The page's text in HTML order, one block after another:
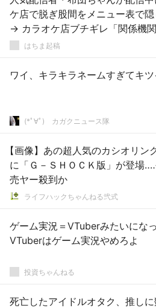
ケ店で脱ぎ股間をメニュー表で
→ カラオケ店ブチギレ「関係機
る」はちま起稿
ワイ、キラキラネームすぎてキ
(*ﾟ∀ﾟ)ゞカガクニュース隊
【画像】あの超人気のカシオリン
に「Ｇ－ＳＨＯＣＫ版」が登場
売ヤー殺到か
ライフハックちゃんねる弐式
ゲーム実況＝VTuberみたいにな
VTuberはゲーム実況やめろよ
投資ちゃんねる
死亡したアイドルオタク、推し